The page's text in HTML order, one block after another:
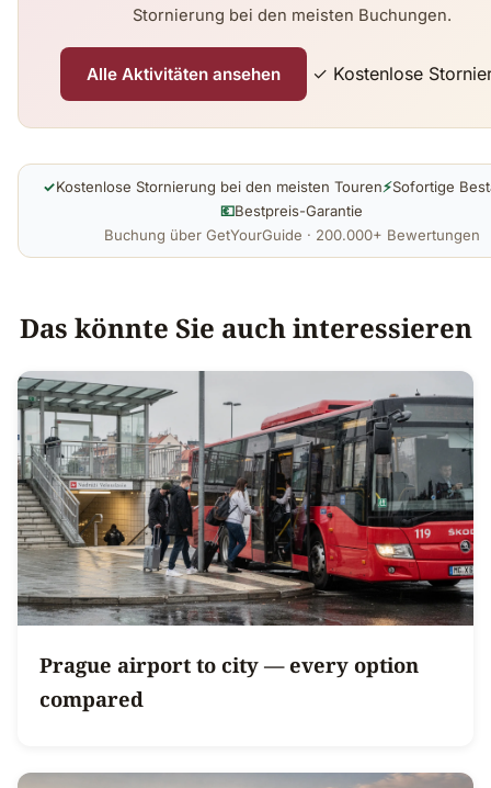
Stornierung bei den meisten Buchungen.
Alle Aktivitäten ansehen ✓ Kostenlose
✓Kostenlose Stornierung bei den meisten Touren⚡Sofortige
💶Bestpreis-Garantie
Buchung über GetYourGuide · 200.000+ Bewertungen
Das könnte Sie auch interessieren
Prague airport to city — every option
compared